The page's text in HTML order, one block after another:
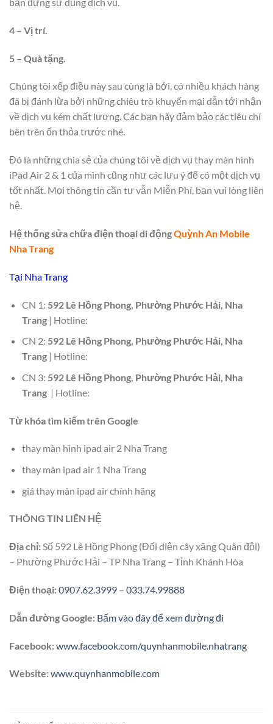
4 – Vị trí.
5 – Quà tặng.
Chúng tôi xếp điều này sau cùng là bởi, có nhiều khách hàng
đã bị đánh lừa bởi những chiêu trò khuyến mại dẫn tới nhận
về dịch vụ kém chất lượng. Các bạn hãy đảm bảo các tiêu chí
bên trên ổn thỏa trước nhé.
Đó là những chia sẻ của chúng tôi về dịch vụ thay màn hình
iPad Air 2 & 1 của mình cũng như các lưu ý để có một dịch vụ
tốt nhất. Mọi thông tin cần tư vẫn Miễn Phí, bạn vui lòng liên
hệ.
Hệ thống sửa chữa điện thoại di độngQuỳnh An Mobile
Nha Trang
Tại Nha Trang
CN 1: 592 Lê Hồng Phong, Phường Phước Hải, Nha
Trang| Hotline:
CN 2: 592 Lê Hồng Phong, Phường Phước Hải, Nha
Trang| Hotline:
CN 3: 592 Lê Hồng Phong, Phường Phước Hải, Nha
Trang| Hotline:
Từ khóa tìm kiếm trên Google
thay màn hình ipad air 2 Nha Trang
thay màn ipad air 1 Nha Trang
giá thay màn ipad air chính hãng
THÔNG TIN LIÊN HỆ
Địa chỉ:Số 592 Lê Hồng Phong (Đối diện cây xăng Quân đội)
– Phường Phước Hải – TP Nha Trang – Tỉnh Khánh Hòa
Điện thoại:0907.62.3999 – 033.74.99888
Dẫn đường Google: Bấm vào đây để xem đường đi
Facebook:www.facebook.com/quynhanmobile.nhatrang
Website:www.quynhanmobile.com